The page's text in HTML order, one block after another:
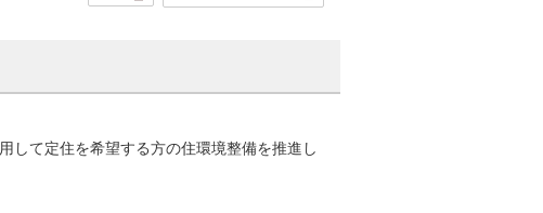
して定住を希望する方の住環境整備を推進し